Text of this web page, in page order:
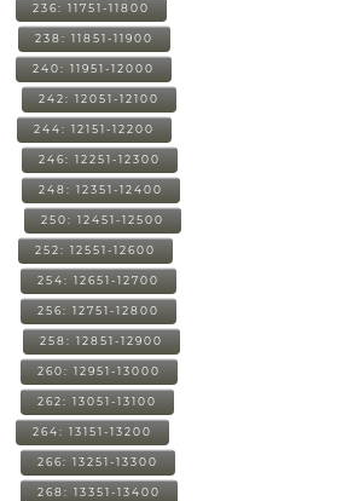
236: 11751-11800
238: 11851-11900
240: 11951-12000
242: 12051-12100
244: 12151-12200
246: 12251-12300
248: 12351-12400
250: 12451-12500
252: 12551-12600
254: 12651-12700
256: 12751-12800
258: 12851-12900
260: 12951-13000
262: 13051-13100
264: 13151-13200
266: 13251-13300
268: 13351-13400